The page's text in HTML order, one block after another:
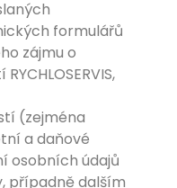
formulářů
zájmu o
(zejména
a daňové
osobních údajů
případně dalším